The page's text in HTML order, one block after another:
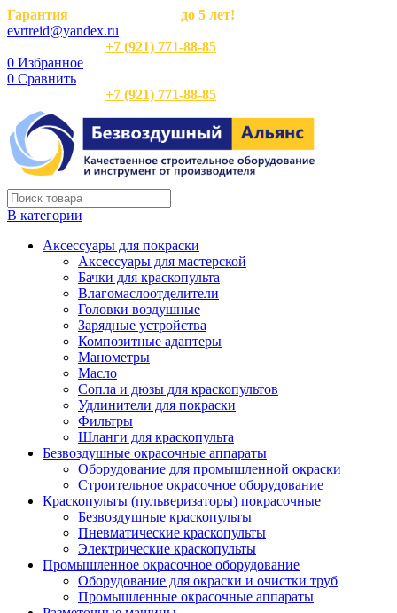
Гарантия
до 5 лет!
evrtreid@yandex.ru
+7 (921) 771-88-85
0 Избранное
0 Сравнить
+7 (921) 771-88-85
В категории
Аксессуары для покраски
Аксессуары для мастерской
Бачки для краскопульта
Влагомаслоотделители
Головки воздушные
Зарядные устройства
Композитные адаптеры
Манометры
Масло
Сопла и дюзы для краскопультов
Удлинители для покраски
Фильтры
Шланги для краскопульта
Безвоздушные окрасочные аппараты
Оборудование для промышленной окраски
Строительное окрасочное оборудование
Краскопульты (пульверизаторы) покрасочные
Безвоздушные краскопульты
Пневматические краскопульты
Электрические краскопульты
Промышленное окрасочное оборудование
Оборудование для окраски и очистки труб
Промышленные окрасочные аппараты